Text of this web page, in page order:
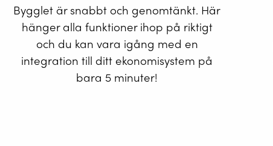
Bygglet är snabbt och genomtänkt. Här
hänger alla funktioner ihop på riktigt
och du kan vara igång med en
integration till ditt ekonomisystem på
bara 5 minuter!